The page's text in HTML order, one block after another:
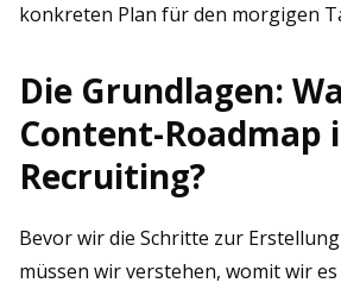
konkreten Plan für den morgigen
Die Grundlagen:
Content-Roadmap
Recruiting?
Bevor wir die Schritte zur
müssen wir verstehen, womit wir